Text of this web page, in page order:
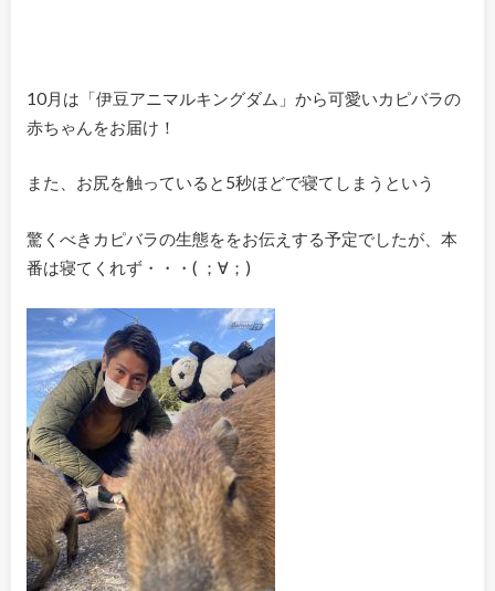
10月は「伊豆アニマルキングダム」から可愛いカピバラの
赤ちゃんをお届け！
また、お尻を触っていると5秒ほどで寝てしまうという
驚くべきカピバラの生態ををお伝えする予定でしたが、本
番は寝てくれず・・・( ；∀；)